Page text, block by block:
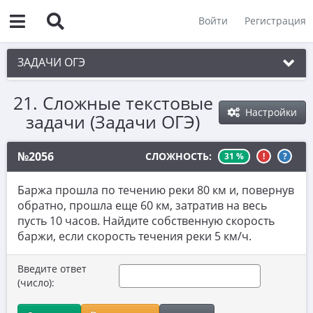
Войти Регистрация
ЗАДАЧИ ОГЭ
1. Практическая задача 1-5
2. См. раздел 1
3. См. раздел 1
5. См. раздел 1
6. Вычисления с дробями
7. Координатная прямая. Числовые
неравенства
8. Степени и корни
Настройки
21. Сложные текстовые
задачи (Задачи ОГЭ)
№2056 СЛОЖНОСТЬ: 31 % ! ?
Баржа прошла по течению реки 80 км и, повернув
обратно, прошла еще 60 км, затратив на весь
пусть 10 часов. Найдите собственную скорость
баржи, если скорость течения реки 5 км/ч.
Введите ответ
(число):